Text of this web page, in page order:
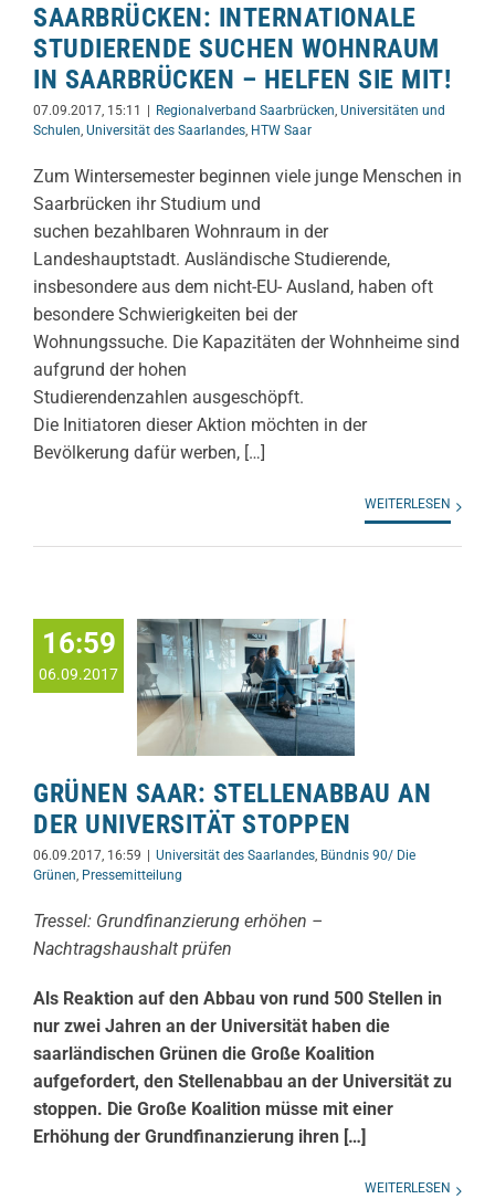
SAARBRÜCKEN: INTERNATIONALE
STUDIERENDE SUCHEN WOHNRAUM
IN SAARBRÜCKEN – HELFEN SIE MIT!
07.09.2017, 15:11 | Regionalverband Saarbrücken Universitäten und
Schulen Universität des Saarlandes HTW Saar
Zum Wintersemester beginnen viele junge Menschen in
Saarbrücken ihr Studium und
suchen bezahlbaren Wohnraum in der
Landeshauptstadt. Ausländische Studierende,
insbesondere aus dem nicht-EU- Ausland, haben oft
besondere Schwierigkeiten bei der
Wohnungssuche. Die Kapazitäten der Wohnheime sind
aufgrund der hohen
Studierendenzahlen ausgeschöpft.
Die Initiatoren dieser Aktion möchten in der
Bevölkerung dafür werben, […]
WEITERLESEN
16:59
06.09.2017
GRÜNEN SAAR: STELLENABBAU AN
DER UNIVERSITÄT STOPPEN
06.09.2017, 16:59 Universität des Saarlandes, Bündnis 90/ Die
Grünen, Pressemitteilung
Tressel: Grundfinanzierung erhöhen –
Nachtragshaushalt prüfen
Als Reaktion auf den Abbau von rund 500 Stellen in
nur zwei Jahren an der Universität haben die
saarländischen Grünen die Große Koalition
aufgefordert, den Stellenabbau an der Universität zu
stoppen. Die Große Koalition müsse mit einer
Erhöhung der Grundfinanzierung ihren […]
WEITERLESEN